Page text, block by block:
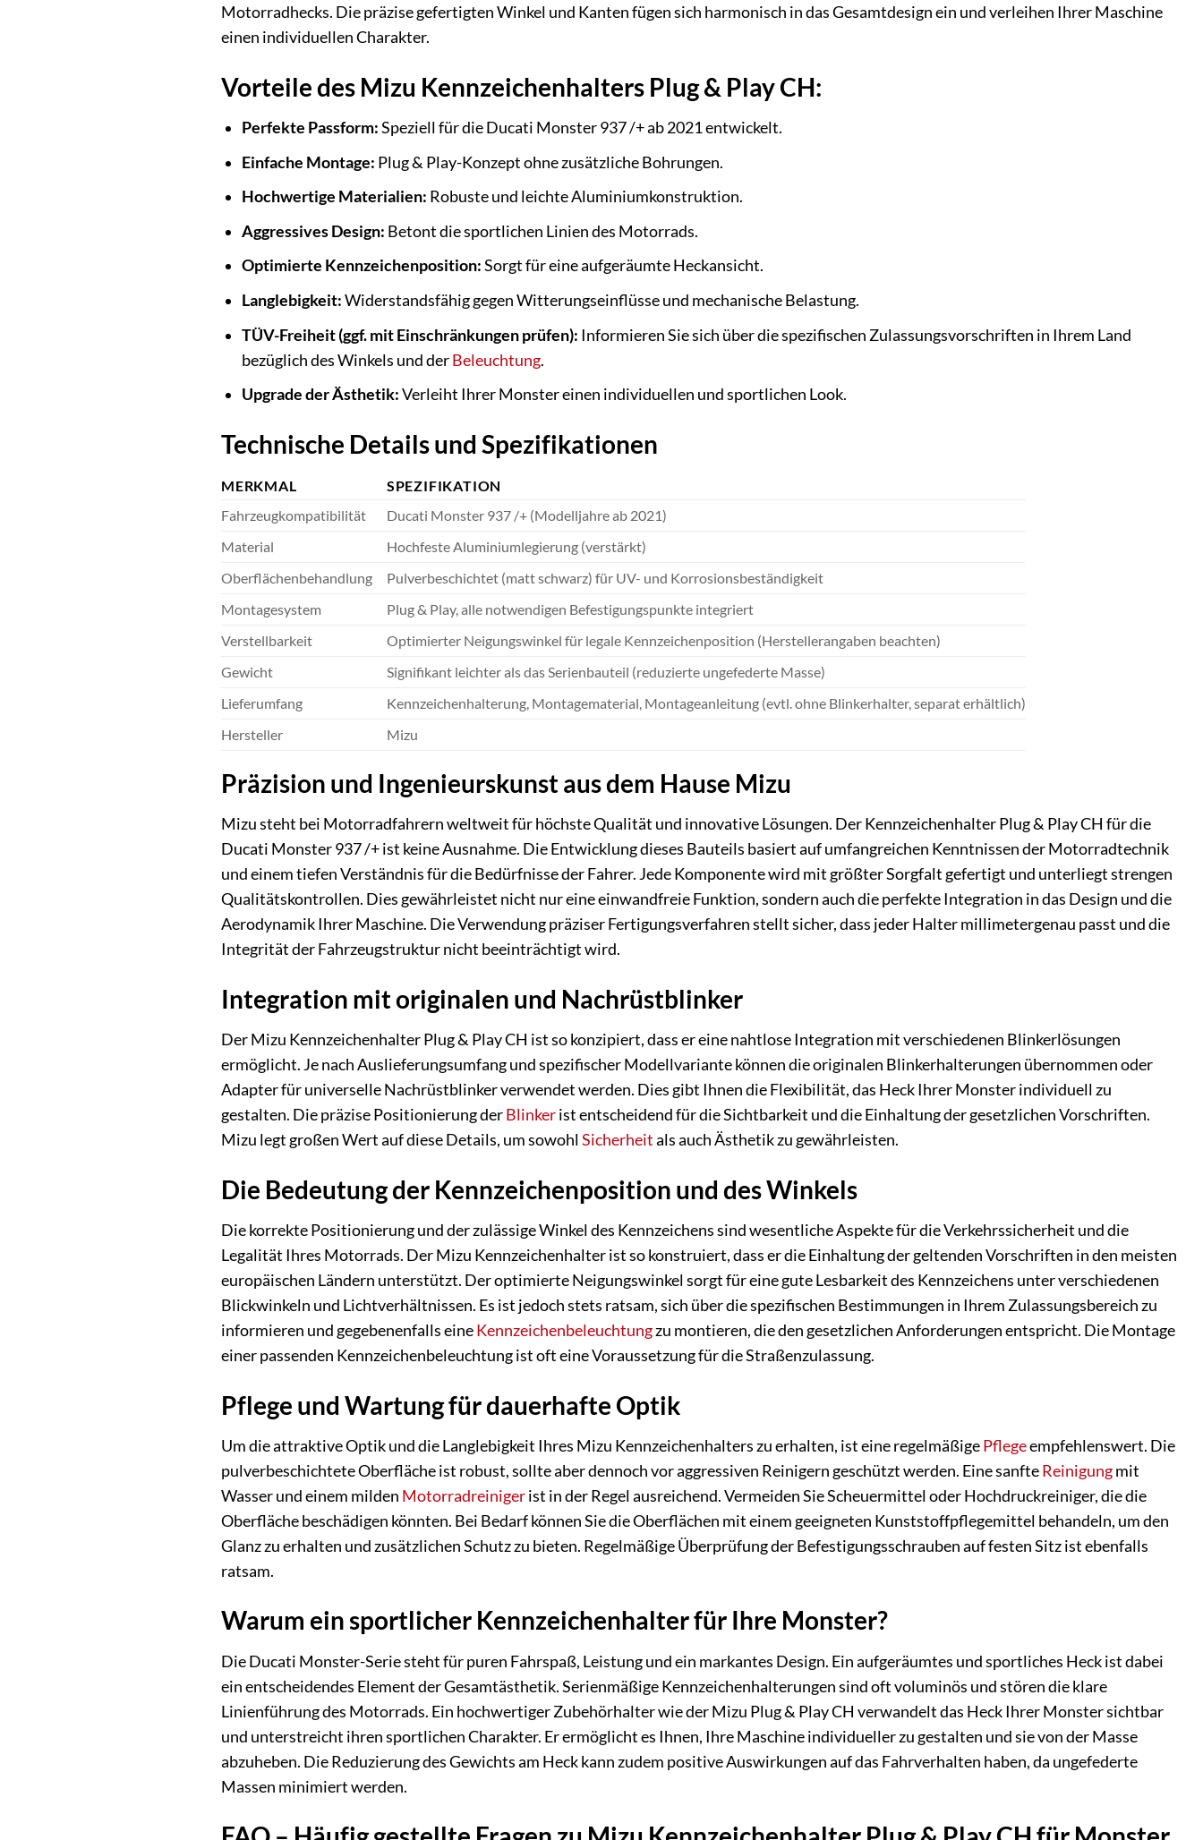
Motorradhecks. Die präzise gefertigten Winkel und Kanten fügen sich harmonisch in das Gesamtdesign ein und verleihen Ihrer Maschine
einen individuellen Charakter.
Vorteile des Mizu Kennzeichenhalters Plug & Play CH:
Perfekte Passform:Speziell für die Ducati Monster 937 /+ ab 2021 entwickelt.
Einfache Montage: Plug & Play-Konzept ohne zusätzliche Bohrungen.
Hochwertige Materialien: Robuste und leichte Aluminiumkonstruktion.
Aggressives Design: Betont die sportlichen Linien des Motorrads.
Optimierte Kennzeichenposition:Sorgt für eine aufgeräumte Heckansicht.
Langlebigkeit:Widerstandsfähig gegen Witterungseinflüsse und mechanische Belastung.
TÜV-Freiheit (ggf. mit Einschränkungen prüfen): Informieren Sie sich über die spezifischen Zulassungsvorschriften in Ihrem Land
bezüglich des Winkels und derBeleuchtung.
Upgrade der Ästhetik:Verleiht Ihrer Monster einen individuellen und sportlichen Look.
Technische Details und Spezifikationen
MERKMAL
SPEZIFIKATION
Fahrzeugkompatibilität
Ducati Monster 937 /+ (Modelljahre ab 2021)
Material
Hochfeste Aluminiumlegierung (verstärkt)
Oberflächenbehandlung
Pulverbeschichtet (matt schwarz) für UV- und Korrosionsbeständigkeit
Montagesystem
Plug & Play, alle notwendigen Befestigungspunkte integriert
Verstellbarkeit
Optimierter Neigungswinkel für legale Kennzeichenposition (Herstellerangaben beachten)
Gewicht
Signifikant leichter als das Serienbauteil (reduzierte ungefederte Masse)
Lieferumfang
Kennzeichenhalterung, Montagematerial, Montageanleitung (evtl. ohne Blinkerhalter, separat erhältlich)
Hersteller
Mizu
Präzision und Ingenieurskunst aus dem Hause Mizu
Mizu steht bei Motorradfahrern weltweit für höchste Qualität und innovative Lösungen. Der Kennzeichenhalter Plug & Play CH für die
Ducati Monster 937 /+ ist keine Ausnahme. Die Entwicklung dieses Bauteils basiert auf umfangreichen Kenntnissen der Motorradtechnik
und einem tiefen Verständnis für die Bedürfnisse der Fahrer. Jede Komponente wird mit größter Sorgfalt gefertigt und unterliegt strengen
Qualitätskontrollen. Dies gewährleistet nicht nur eine einwandfreie Funktion, sondern auch die perfekte Integration in das Design und die
Aerodynamik Ihrer Maschine. Die Verwendung präziser Fertigungsverfahren stellt sicher, dass jeder Halter millimetergenau passt und die
Integrität der Fahrzeugstruktur nicht beeinträchtigt wird.
Integration mit originalen und Nachrüstblinker
Der Mizu Kennzeichenhalter Plug & Play CH ist so konzipiert, dass er eine nahtlose Integration mit verschiedenen Blinkerlösungen
ermöglicht. Je nach Auslieferungsumfang und spezifischer Modellvariante können die originalen Blinkerhalterungen übernommen oder
Adapter für universelle Nachrüstblinker verwendet werden. Dies gibt Ihnen die Flexibilität, das Heck Ihrer Monster individuell zu
gestalten. Die präzise Positionierung derBlinkerist entscheidend für die Sichtbarkeit und die Einhaltung der gesetzlichen Vorschriften.
Mizu legt großen Wert auf diese Details, um sowohlSicherheitals auch Ästhetik zu gewährleisten.
Die Bedeutung der Kennzeichenposition und des Winkels
Die korrekte Positionierung und der zulässige Winkel des Kennzeichens sind wesentliche Aspekte für die Verkehrssicherheit und die
Legalität Ihres Motorrads. Der Mizu Kennzeichenhalter ist so konstruiert, dass er die Einhaltung der geltenden Vorschriften in den meisten
europäischen Ländern unterstützt. Der optimierte Neigungswinkel sorgt für eine gute Lesbarkeit des Kennzeichens unter verschiedenen
Blickwinkeln und Lichtverhältnissen. Es ist jedoch stets ratsam, sich über die spezifischen Bestimmungen in Ihrem Zulassungsbereich zu
informieren und gegebenenfalls eineKennzeichenbeleuchtungzu montieren, die den gesetzlichen Anforderungen entspricht. Die Montage
einer passenden Kennzeichenbeleuchtung ist oft eine Voraussetzung für die Straßenzulassung.
Pflege und Wartung für dauerhafte Optik
Um die attraktive Optik und die Langlebigkeit Ihres Mizu Kennzeichenhalters zu erhalten, ist eine regelmäßigePflegeempfehlenswert. Die
pulverbeschichtete Oberfläche ist robust, sollte aber dennoch vor aggressiven Reinigern geschützt werden. Eine sanfteReinigungmit
Wasser und einem milden Motorradreinigerist in der Regel ausreichend. Vermeiden Sie Scheuermittel oder Hochdruckreiniger, die die
Oberfläche beschädigen könnten. Bei Bedarf können Sie die Oberflächen mit einem geeigneten Kunststoffpflegemittel behandeln, um den
Glanz zu erhalten und zusätzlichen Schutz zu bieten. Regelmäßige Überprüfung der Befestigungsschrauben auf festen Sitz ist ebenfalls
ratsam.
Warum ein sportlicher Kennzeichenhalter für Ihre Monster?
Die Ducati Monster-Serie steht für puren Fahrspaß, Leistung und ein markantes Design. Ein aufgeräumtes und sportliches Heck ist dabei
ein entscheidendes Element der Gesamtästhetik. Serienmäßige Kennzeichenhalterungen sind oft voluminös und stören die klare
Linienführung des Motorrads. Ein hochwertiger Zubehörhalter wie der Mizu Plug & Play CH verwandelt das Heck Ihrer Monster sichtbar
und unterstreicht ihren sportlichen Charakter. Er ermöglicht es Ihnen, Ihre Maschine individueller zu gestalten und sie von der Masse
abzuheben. Die Reduzierung des Gewichts am Heck kann zudem positive Auswirkungen auf das Fahrverhalten haben, da ungefederte
Massen minimiert werden.